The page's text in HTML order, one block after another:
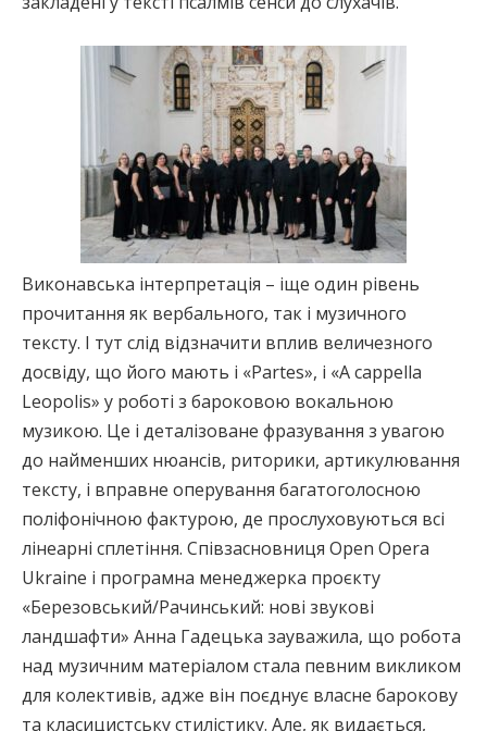
Виконавська інтерпретація – іще один рівень
прочитання як вербального, так і музичного
тексту. І тут слід відзначити вплив величезного
досвіду, що його мають і «Partes», і «A cappella
Leopolis» у роботі з бароковою вокальною
музикою. Це і деталізоване фразування з увагою
до найменших нюансів, риторики, артикулювання
тексту, і вправне оперування багатоголосною
поліфонічною фактурою, де прослуховуються всі
лінеарні сплетіння. Співзасновниця Оpen Opera
Ukraine і програмна менеджерка проєкту
«Березовський/Рачинський: нові звукові
ландшафти» Анна Гадецька зауважила, що робота
над музичним матеріалом стала певним викликом
для колективів, адже він поєднує власне барокову
та класицистську стилістику. Але, як видається,